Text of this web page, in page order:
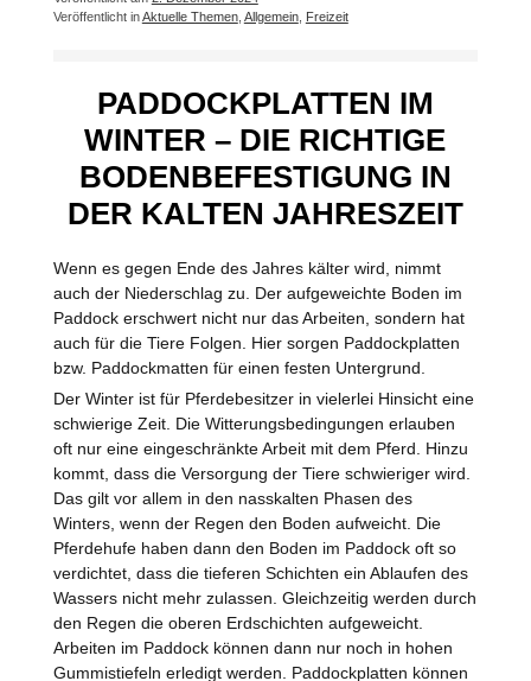
Veröffentlicht inAktuelle Themen, Allgemein, Freizeit
PADDOCKPLATTEN IM
WINTER – DIE RICHTIGE
BODENBEFESTIGUNG IN
DER KALTEN JAHRESZEIT
Wenn es gegen Ende des Jahres kälter wird, nimmt
auch der Niederschlag zu. Der aufgeweichte Boden im
Paddock erschwert nicht nur das Arbeiten, sondern hat
auch für die Tiere Folgen. Hier sorgen Paddockplatten
bzw. Paddockmatten für einen festen Untergrund.
Der Winter ist für Pferdebesitzer in vielerlei Hinsicht eine
schwierige Zeit. Die Witterungsbedingungen erlauben
oft nur eine eingeschränkte Arbeit mit dem Pferd. Hinzu
kommt, dass die Versorgung der Tiere schwieriger wird.
Das gilt vor allem in den nasskalten Phasen des
Winters, wenn der Regen den Boden aufweicht. Die
Pferdehufe haben dann den Boden im Paddock oft so
verdichtet, dass die tieferen Schichten ein Ablaufen des
Wassers nicht mehr zulassen. Gleichzeitig werden durch
den Regen die oberen Erdschichten aufgeweicht.
Arbeiten im Paddock können dann nur noch in hohen
Gummistiefeln erledigt werden. Paddockplatten können